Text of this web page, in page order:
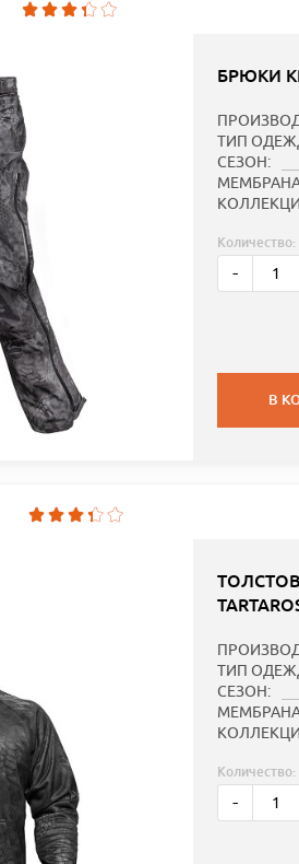
БРЮКИ
ТИП
СЕЗОН:
Количество:
-
В
ТИП
СЕЗОН:
Количество:
-